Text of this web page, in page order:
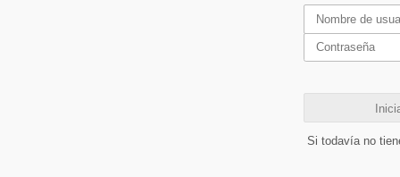
Si todavía no